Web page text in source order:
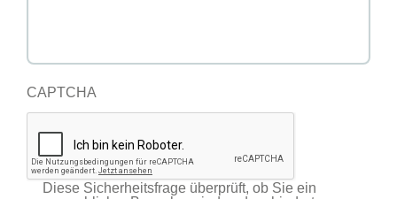
CAPTCHA
Diese Sicherheitsfrage überprüft, ob Sie ein